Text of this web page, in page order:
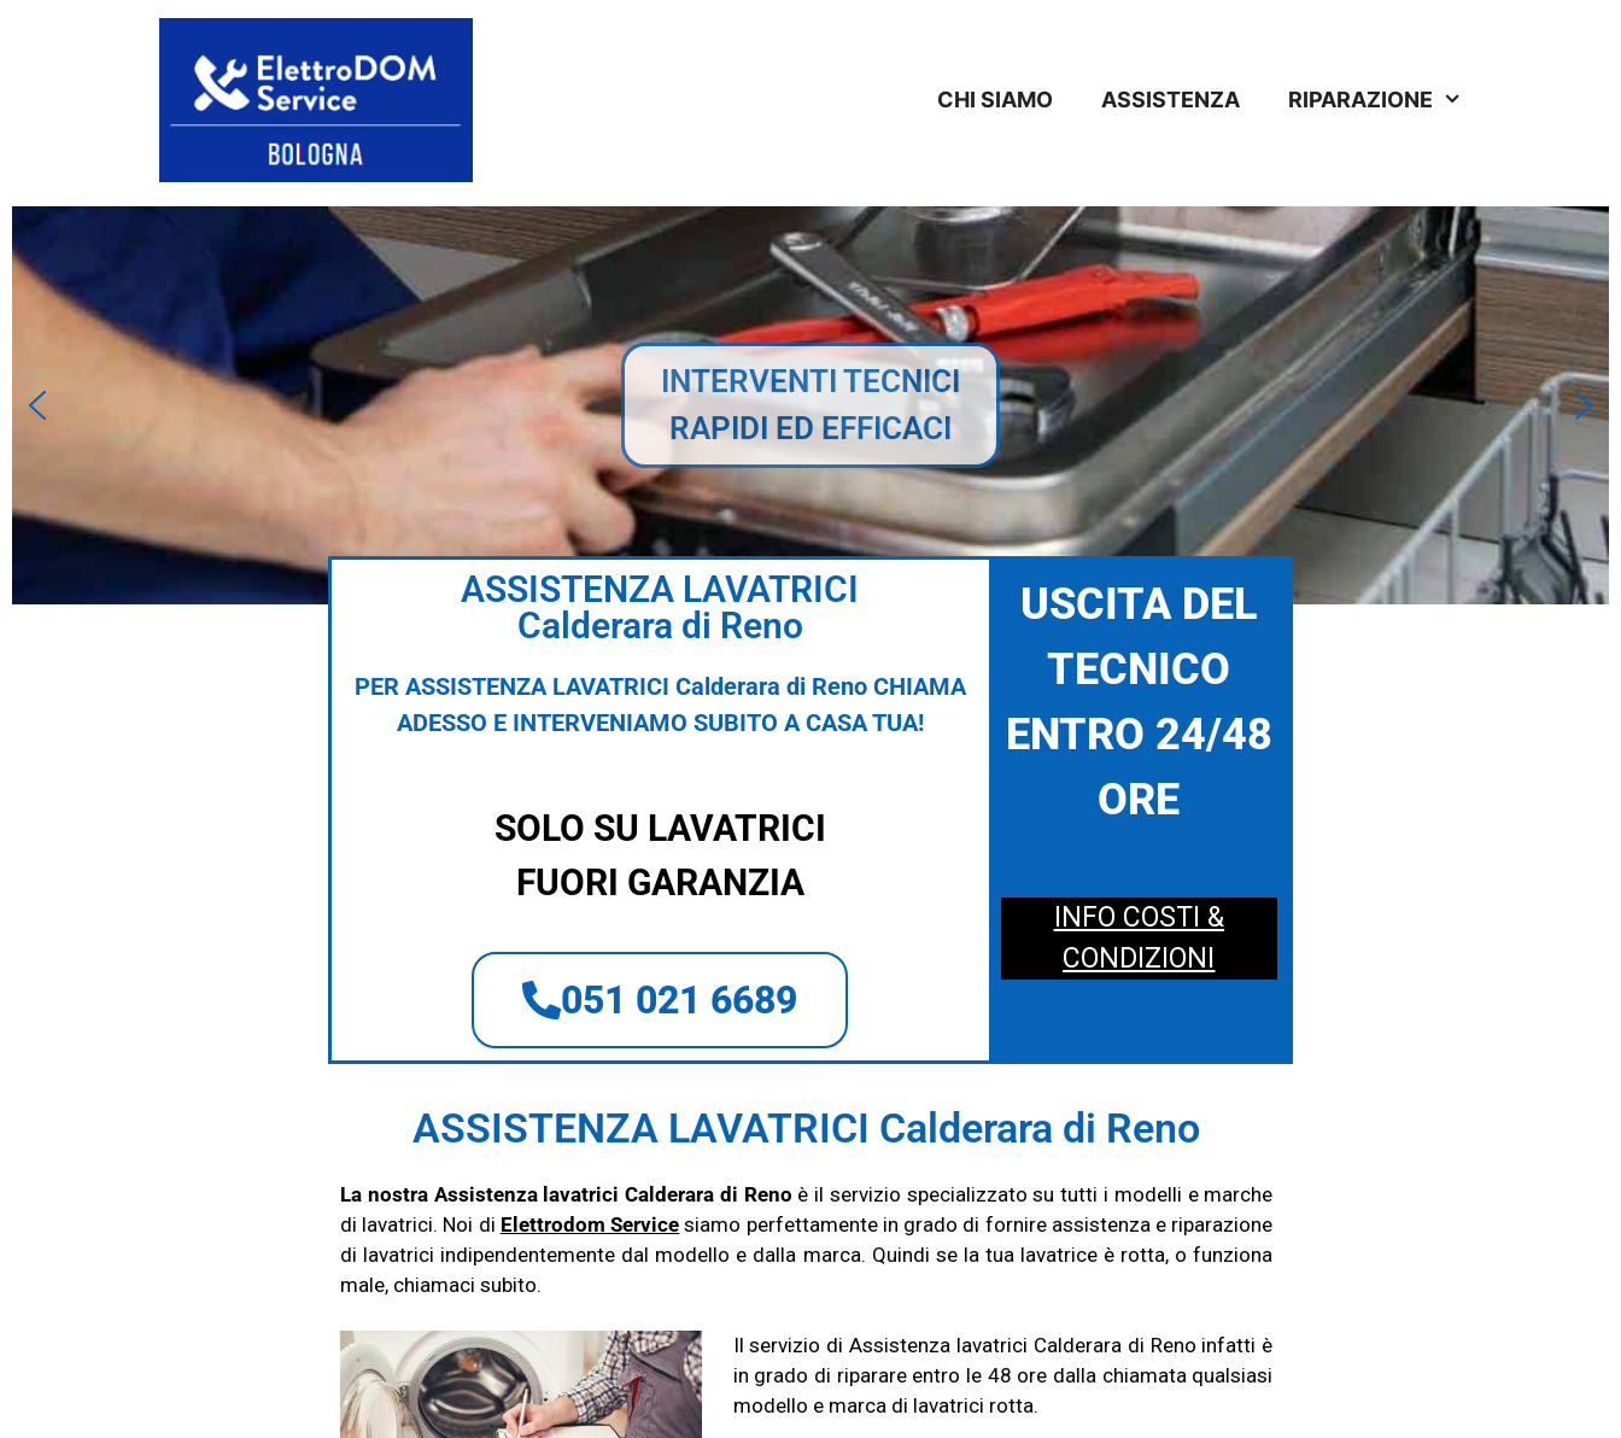
CHI SIAMO ASSISTENZA RIPARAZIONE
INTERVENTI TECNICI
RAPIDI ED EFFICACI
ASSISTENZA LAVATRICI
Calderara di Reno
PER ASSISTENZA LAVATRICI Calderara di Reno CHIAMA
ADESSO E INTERVENIAMO SUBITO A CASA TUA!
SOLO SU LAVATRICI
FUORI GARANZIA
051 021 6689
USCITA DEL
TECNICO
ENTRO 24/48
ORE
INFO COSTI &
CONDIZIONI
ASSISTENZA LAVATRICI Calderara di Reno
La nostra Assistenza lavatrici Calderara di Reno è il servizio specializzato su tutti i modelli e marche
di lavatrici. Noi di Elettrodom Service siamo perfettamente in grado di fornire assistenza e riparazione
di lavatrici indipendentemente dal modello e dalla marca. Quindi se la tua lavatrice è rotta, o funziona
male, chiamaci subito.
Il servizio di Assistenza lavatrici Calderara di Reno infatti è
in grado di riparare entro le 48 ore dalla chiamata qualsiasi
modello e marca di lavatrici rotta.